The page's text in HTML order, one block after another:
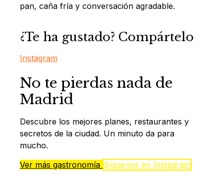
pan, caña fría y conversación agradable.
¿Te ha gustado? Compártelo
Instagram
No te pierdas nada de
Madrid
Descubre los mejores planes, restaurantes y
secretos de la ciudad. Un minuto da para
mucho.
Ver más gastronomía Síguenos en Instagram